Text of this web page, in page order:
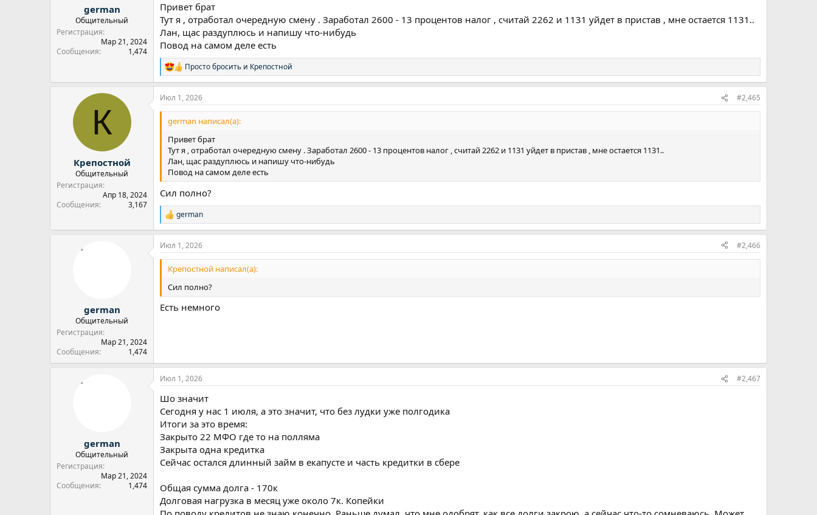
german
Общительный
Регистрация
Мар 21, 2024
Сообщения
1,474
Привет брат
Тут я , отработал очередную смену . Заработал 2600 - 13 процентов налог , считай 2262 и 1131 уйдет в пристав , мне остается 1131..
Лан, щас раздуплюсь и напишу что-нибудь
Повод на самом деле есть
Р
е
а
к
ц
и
и
Просто бросить и Крепостной
К
Крепостной
Общительный
Регистрация
Апр 18, 2024
Сообщения
3,167
Июл 1, 2026 #2,465
german написал(а):
Привет брат
Тут я , отработал очередную смену . Заработал 2600 - 13 процентов налог , считай 2262 и 1131 уйдет в пристав , мне остается 1131..
Лан, щас раздуплюсь и напишу что-нибудь
Повод на самом деле есть
Сил полно?
Р
е
а
к
ц
и
german
german
Общительный
Регистрация
Мар 21, 2024
Сообщения
1,474
Июл 1, 2026 #2,466
Крепостной написал(а):
Сил полно?
Есть немного
german
Общительный
Регистрация
Мар 21, 2024
Сообщения
1,474
Июл 1, 2026 #2,467
Шо значит
Сегодня у нас 1 июля, а это значит, что без лудки уже полгодика
Итоги за это время:
Закрыто 22 МФО где то на полляма
Закрыта одна кредитка
Сейчас остался длинный займ в екапусте и часть кредитки в сбере
Общая сумма долга - 170к
Долговая нагрузка в месяц уже около 7к. Копейки